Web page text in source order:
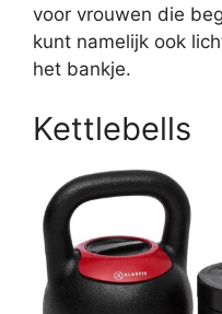
voor vrouwen die
kunt namelijk ook
het bankje.
Kettlebells